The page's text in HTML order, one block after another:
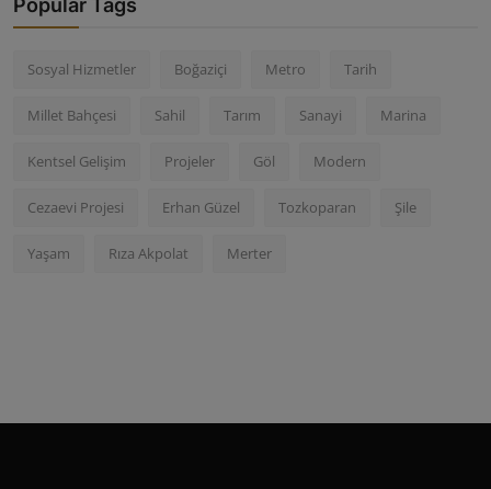
Popular Tags
Sosyal Hizmetler Boğaziçi Metro Tarih
Millet Bahçesi Sahil Tarım Sanayi Marina
Kentsel Gelişim Projeler Göl Modern
Cezaevi Projesi Erhan Güzel Tozkoparan Şile
Yaşam Rıza Akpolat Merter